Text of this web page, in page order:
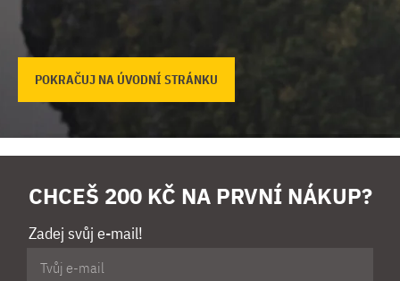
POKRAČUJ NA ÚVODNÍ STRÁNKU
CHCEŠ 200 KČ NA PRVNÍ NÁKUP?
Zadej svůj e-mail!